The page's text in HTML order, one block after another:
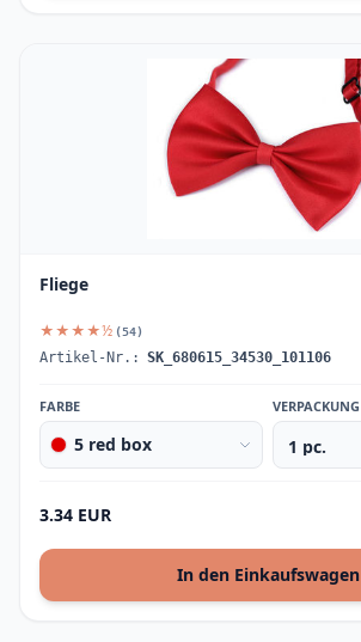
Fliege
★★★★½ (54)
Artikel-Nr.: SK_680615_34530_101106
FARBE
5 red box
VERPACKUNG
3.34 EUR
In den Einkaufswagen